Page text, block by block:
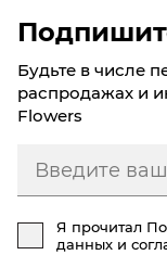
Будьте в числе
распродажах и
Flowers
Я прочитал
данных и